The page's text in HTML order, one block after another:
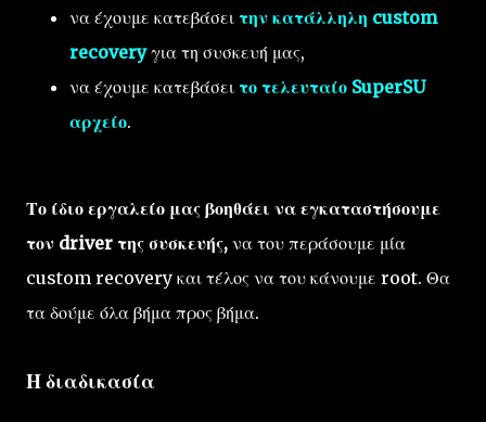
να έχουμε κατεβάσει την κατάλληλη custom
recoveryγια τη συσκευή μας,
να έχουμε κατεβάσει το τελευταίο SuperSU
αρχείο.
Το ίδιο εργαλείο μας βοηθάει να εγκαταστήσουμε
τον driver της συσκευής, να του περάσουμε μία
custom recovery και τέλος να του κάνουμε root. Θα
τα δούμε όλα βήμα προς βήμα.
Η διαδικασία